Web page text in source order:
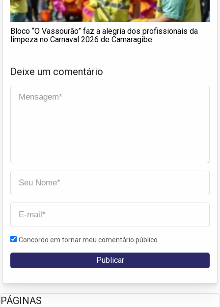
Bloco “O Vassourão” faz a alegria dos profissionais da
limpeza no Carnaval 2026 de Camaragibe
Deixe um comentário
Concordo em tornar meu comentário público
PÁGINAS